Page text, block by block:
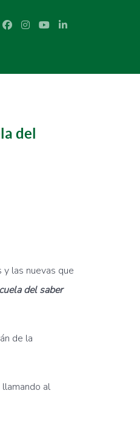
del
las nuevas que
del saber
de la
al